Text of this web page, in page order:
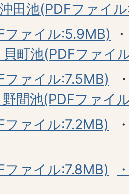
沖田池(PDFファイ
ファイル:5.9MB)
貝町池(PDFファイ
ファイル:7.5MB)
野間池(PDFファイ
ファイル:7.2MB)
ファイル:7.8MB)